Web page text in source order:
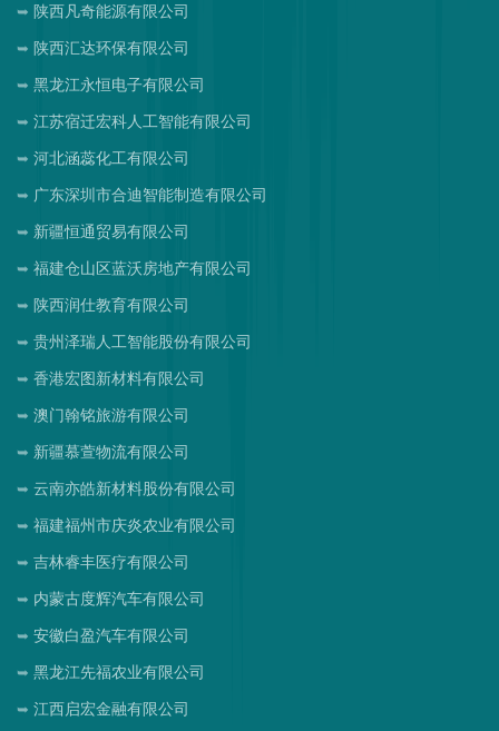
陕西凡奇能源有限公司
陕西汇达环保有限公司
黑龙江永恒电子有限公司
江苏宿迁宏科人工智能有限公司
河北涵蕊化工有限公司
广东深圳市合迪智能制造有限公司
新疆恒通贸易有限公司
福建仓山区蓝沃房地产有限公司
陕西润仕教育有限公司
贵州泽瑞人工智能股份有限公司
香港宏图新材料有限公司
澳门翰铭旅游有限公司
新疆慕萱物流有限公司
云南亦皓新材料股份有限公司
福建福州市庆炎农业有限公司
吉林睿丰医疗有限公司
内蒙古度辉汽车有限公司
安徽白盈汽车有限公司
黑龙江先福农业有限公司
江西启宏金融有限公司